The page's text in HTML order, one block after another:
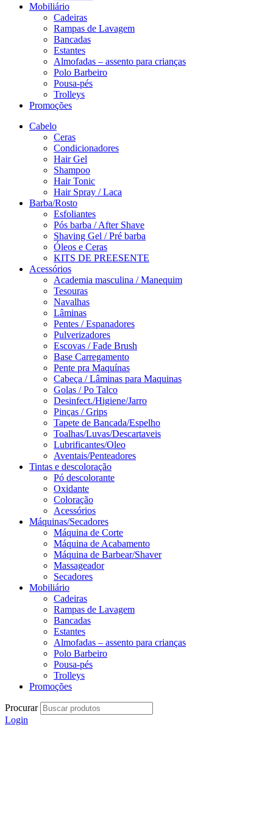
Mobiliário
Cadeiras
Rampas de Lavagem
Bancadas
Estantes
Almofadas – assento para crianças
Polo Barbeiro
Pousa-pés
Trolleys
Promoções
Cabelo
Ceras
Condicionadores
Hair Gel
Shampoo
Hair Tonic
Hair Spray / Laca
Barba/Rosto
Esfoliantes
Pós barba / After Shave
Shaving Gel / Pré barba
Óleos e Ceras
KITS DE PREESENTE
Acessórios
Academia masculina / Manequim
Tesouras
Navalhas
Lâminas
Pentes / Espanadores
Pulverizadores
Escovas / Fade Brush
Base Carregamento
Pente pra Maquínas
Cabeça / Lâminas para Maquinas
Golas / Po Talco
Desinfect./Higiene/Jarro
Pinças / Grips
Tapete de Bancada/Espelho
Toalhas/Luvas/Descartaveis
Lubrificantes/Oleo
Aventais/Penteadores
Tintas e descoloração
Pó descolorante
Oxidante
Coloração
Acessórios
Máquinas/Secadores
Máquina de Corte
Máquina de Acabamento
Máquina de Barbear/Shaver
Massageador
Secadores
Mobiliário
Cadeiras
Rampas de Lavagem
Bancadas
Estantes
Almofadas – assento para crianças
Polo Barbeiro
Pousa-pés
Trolleys
Promoções
Procurar
Login